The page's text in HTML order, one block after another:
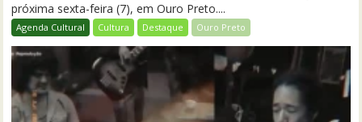
próxima sexta-feira (7), em Ouro Preto....
Agenda Cultural Cultura Destaque Ouro Preto